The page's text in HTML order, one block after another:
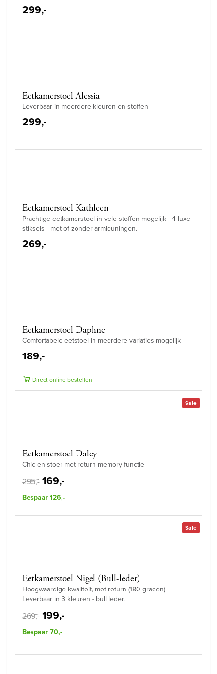
299,-
Eetkamerstoel Alessia
Leverbaar in meerdere kleuren en stoffen
299,-
Eetkamerstoel Kathleen
Prachtige eetkamerstoel in vele stoffen mogelijk - 4 luxe
stiksels - met of zonder armleuningen.
269,-
Eetkamerstoel Daphne
Comfortabele eetstoel in meerdere variaties mogelijk
189,-
Direct online bestellen
Sale
Eetkamerstoel Daley
Chic en stoer met return memory functie
295,- 169,-
Bespaar 126,-
Sale
Eetkamerstoel Nigel (Bull-leder)
Hoogwaardige kwaliteit, met return (180 graden) -
Leverbaar in 3 kleuren - bull leder.
269,- 199,-
Bespaar 70,-